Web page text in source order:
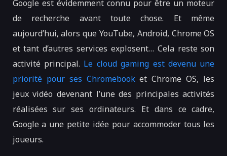
Google est évidemment connu pour être un moteur
de recherche avant toute chose. Et même
aujourd’hui, alors que YouTube, Android, Chrome OS
et tant d’autres services explosent… Cela reste son
activité principal. Le cloud gaming est devenu une
priorité pour ses Chromebooket Chrome OS, les
jeux vidéo devenant l’une des principales activités
réalisées sur ses ordinateurs. Et dans ce cadre,
Google a une petite idée pour accommoder tous les
joueurs.